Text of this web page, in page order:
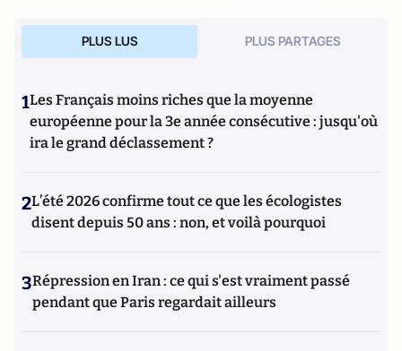
PLUS LUS PLUS PARTAGES
1Les Français moins riches que la moyenne
européenne pour la 3e année consécutive : jusqu'où
ira le grand déclassement ?
2L’été 2026 confirme tout ce que les écologistes
disent depuis 50 ans : non, et voilà pourquoi
3Répression en Iran : ce qui s'est vraiment passé
pendant que Paris regardait ailleurs